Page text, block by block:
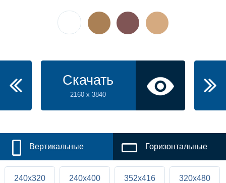
Скачать
2160 x 3840
Вертикальные Горизонтальные
240x320 240x400 352x416 320x480